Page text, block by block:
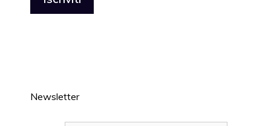
Newsletter